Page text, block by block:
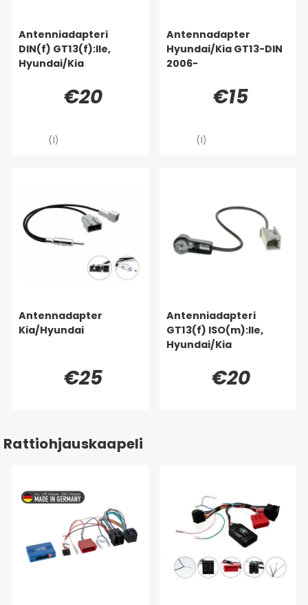
Antenniadapteri
DIN(f) GT13(f):lle,
Hyundai/Kia
€20
(1)
Antennadapter
Hyundai/Kia GT13-DIN
2006-
€15
(1)
Antennadapter
Kia/Hyundai
€25
Antenniadapteri
GT13(f) ISO(m):lle,
Hyundai/Kia
€20
Rattiohjauskaapeli